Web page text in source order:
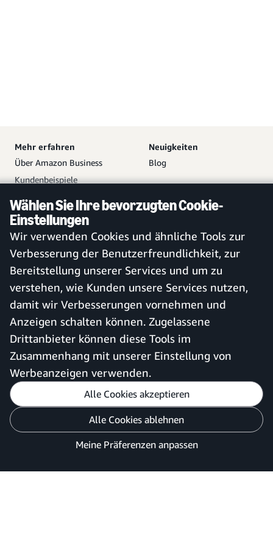
Wählen Sie Ihre bevorzugten Cookie-
Einstellungen
Wir verwenden Cookies und ähnliche Tools zur
Verbesserung der Benutzerfreundlichkeit, zur
Bereitstellung unserer Services und um zu
verstehen, wie Kunden unsere Services nutzen,
damit wir Verbesserungen vornehmen und
Anzeigen schalten können. Zugelassene
Drittanbieter können diese Tools im
Zusammenhang mit unserer Einstellung von
Werbeanzeigen verwenden.
Alle Cookies akzeptieren
Alle Cookies ablehnen
Meine Präferenzen anpassen
Mehr erfahren
Über Amazon Business
Kundenbeispiele
Neuigkeiten
Blog
Hilfe
Vetrieb kontaktieren
Hilfe und Kundendienst
Sitemap
Ihr Amazon Business
Kostenloses Konto erstellen
Bei bestehendem Konto
anmelden
Amazon Business-App
Deutschland
Meine Präferenzen anpassen
Datenschutzhinweis
Cookies und Werbung